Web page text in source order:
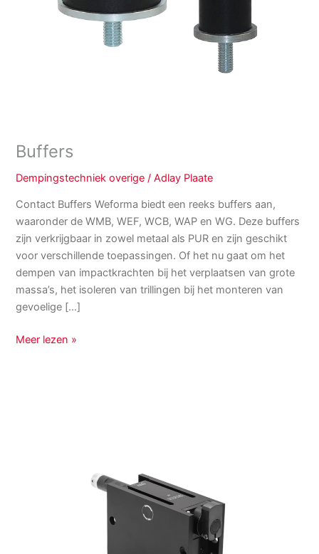
Buffers
Dempingstechniek overige /Adlay Plaate
Contact Buffers Weforma biedt een reeks buffers aan,
waaronder de WMB, WEF, WCB, WAP en WG. Deze buffers
zijn verkrijgbaar in zowel metaal als PUR en zijn geschikt
voor verschillende toepassingen. Of het nu gaat om het
dempen van impactkrachten bij het verplaatsen van grote
massa’s, het isoleren van trillingen bij het monteren van
gevoelige […]
Meer lezen »